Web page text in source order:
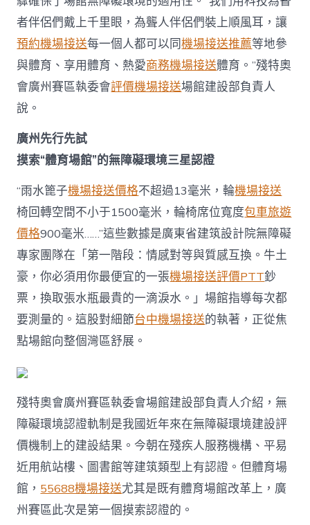
者伴侶們戴上千里眼，為聾人伴侶們裝上順風耳，讓
預約機場接送每一個人都可以同機場接送推薦等地參
與體育、享用體育、熱愛商務機場接送體育。”殘特奧
會廣州賽區執委會評價機場接送場館建設部負責人
說。
廣州先行先試
摸索“體育場館”的無障礙環境三星認證
“雨水篦子機場接送價格不超過13毫米，輪機場接送
椅回轉空間不小于1500毫米，輪椅席位寬度包車旅遊
價格900毫米……”這些數據是廣東省建筑設計院無障礙
專家團隊在「第一階段：情感對等與質感互換。牛土
豪，你必須用你最便宜的一張機場接送評價PTT鈔
票，換取張水瓶最貴的一滴淚水。」場館指導每次都
要測量的。這股對細節台中機場接送的執著，正從焦
點場館向整個灣區舒展。
殘特奧會廣州賽區執委會場館建設部負責人介紹，無
障礙環境認證軌制是我國近年來在無障礙環境建設評
價機制上的建設結果。今朝在殘疾人服務機構、平易
近用航站樓、圖書館等建筑類型上有認證。但體育場
館， 55688機場接送尤其是既有體育場館改革上，廣
州賽區此次是第一個摸索認證的。